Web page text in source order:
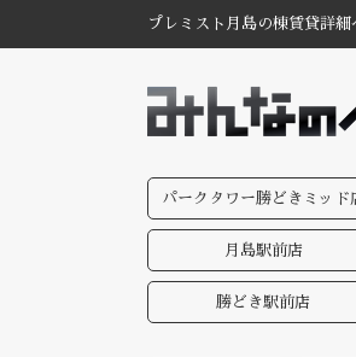
プレミスト月島の棟賃貸詳
パークタワー勝どきミッド
月島駅前店
勝どき駅前店